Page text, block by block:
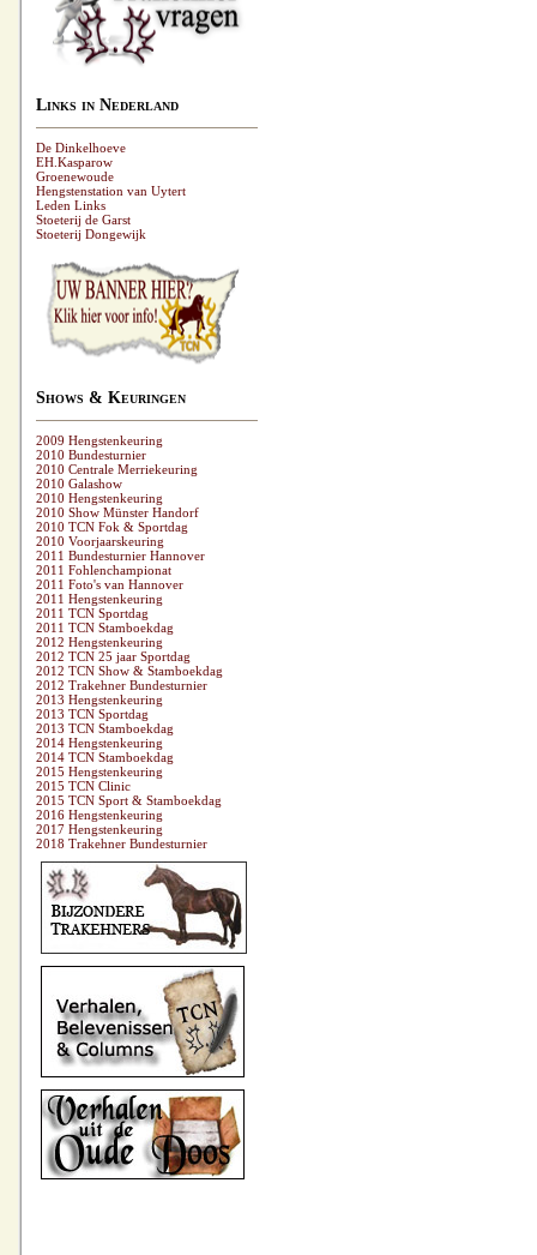
Links in Nederland
De Dinkelhoeve
EH.Kasparow
Groenewoude
Hengstenstation van Uytert
Leden Links
Stoeterij de Garst
Stoeterij Dongewijk
Shows & Keuringen
2009 Hengstenkeuring
2010 Bundesturnier
2010 Centrale Merriekeuring
2010 Galashow
2010 Hengstenkeuring
2010 Show Münster Handorf
2010 TCN Fok & Sportdag
2010 Voorjaarskeuring
2011 Bundesturnier Hannover
2011 Fohlenchampionat
2011 Foto's van Hannover
2011 Hengstenkeuring
2011 TCN Sportdag
2011 TCN Stamboekdag
2012 Hengstenkeuring
2012 TCN 25 jaar Sportdag
2012 TCN Show & Stamboekdag
2012 Trakehner Bundesturnier
2013 Hengstenkeuring
2013 TCN Sportdag
2013 TCN Stamboekdag
2014 Hengstenkeuring
2014 TCN Stamboekdag
2015 Hengstenkeuring
2015 TCN Clinic
2015 TCN Sport & Stamboekdag
2016 Hengstenkeuring
2017 Hengstenkeuring
2018 Trakehner Bundesturnier